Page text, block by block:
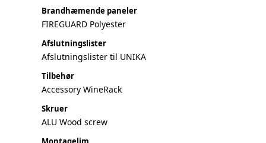
Brandhæmende paneler
FIREGUARD Polyester
Afslutningslister
Afslutningslister til UNIKA
Tilbehør
Accessory WineRack
Skruer
ALU Wood screw